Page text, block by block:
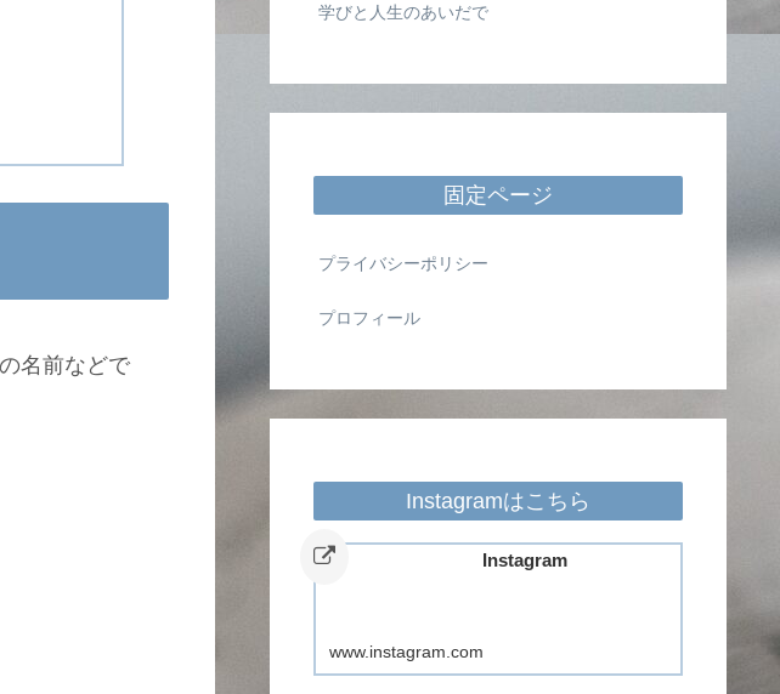
名前などで
学びと人生のあいだで
固定ページ
プライバシーポリシー
プロフィール
Instagramはこちら
Instagram
www.instagram.com